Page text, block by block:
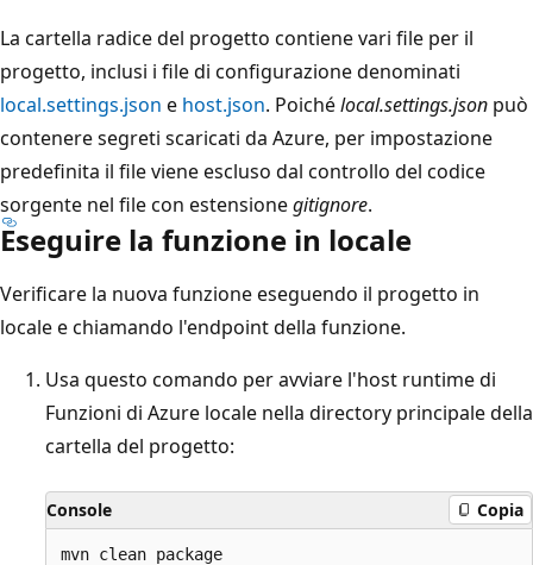
La cartella radice del progetto contiene vari file per il
progetto, inclusi i file di configurazione denominati
local.settings.json e host.json. Poichélocal.settings.json può
contenere segreti scaricati da Azure, per impostazione
predefinita il file viene escluso dal controllo del codice
sorgente nel file con estensionegitignore.
Eseguire la funzione in locale
Verificare la nuova funzione eseguendo il progetto in
locale e chiamando l'endpoint della funzione.
Usa questo comando per avviare l'host runtime di
Funzioni di Azure locale nella directory principale della
cartella del progetto:
Console Copia
mvn clean package